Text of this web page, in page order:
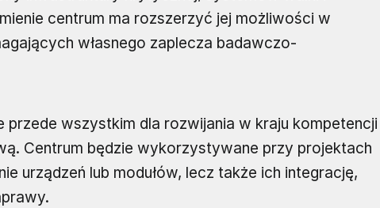
centrum ma rozszerzyć jej możliwości w
własnego zaplecza badawczo-
przede wszystkim dla rozwijania w kraju kompetencji
Centrum będzie wykorzystywane przy projektach
urządzeń lub modułów, lecz także ich integrację,